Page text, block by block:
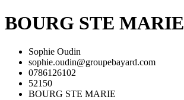
BOURG STE MARIE
Sophie Oudin
sophie.oudin@groupebayard.com
0786126102
52150
BOURG STE MARIE